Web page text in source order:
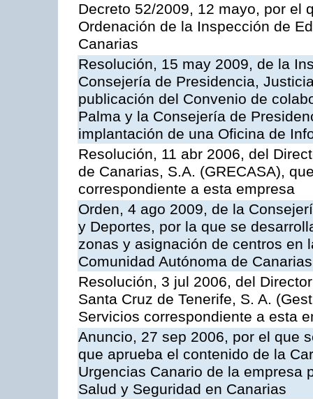
Decreto 52/2009, 12 mayo, por el
Ordenación de la Inspección de
Canarias
Resolución, 15 may 2009, de la
Consejería de Presidencia,
publicación del Convenio de
Palma y la Consejería de
implantación de una Oficina de
Resolución, 11 abr 2006, del
de Canarias, S.A. (GRECASA),
correspondiente a esta empresa
Orden, 4 ago 2009, de la
y Deportes, por la que se
zonas y asignación de centros en
Comunidad Autónoma de Canarias
Resolución, 3 jul 2006, del
Santa Cruz de Tenerife, S. A.
Servicios correspondiente a esta
Anuncio, 27 sep 2006, por el que
que aprueba el contenido de la
Urgencias Canario de la empresa
Salud y Seguridad en Canarias